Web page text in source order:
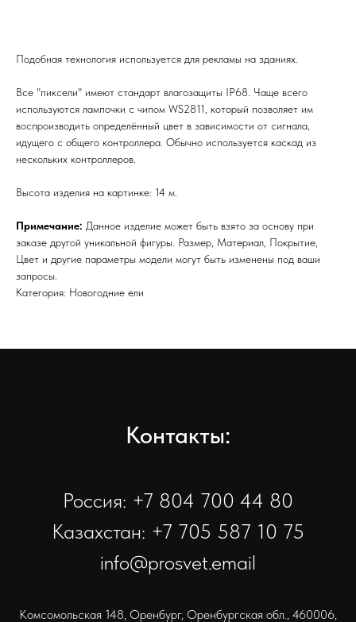
Подобная технология используется для рекламы на зданиях.
Все "пиксели" имеют стандарт влагозащиты IP68. Чаще всего
используются лампочки с чипом WS2811, который позволяет им
воспроизводить определённый цвет в зависимости от сигнала,
идущего с общего контроллера. Обычно используется каскад из
нескольких контроллеров.
Высота изделия на картинке: 14 м.
Примечание: Данное изделие может быть взято за основу при
заказе другой уникальной фигуры. Размер, Материал, Покрытие,
Цвет и другие параметры модели могут быть изменены под ваши
запросы.
Категория: Новогодние ели
Контакты:
Россия: +7 804 700 44 80
Казахстан: +7 705 587 10 75
info@prosvet.email
Комсомольская 148, Оренбург, Оренбургская обл., 460006,